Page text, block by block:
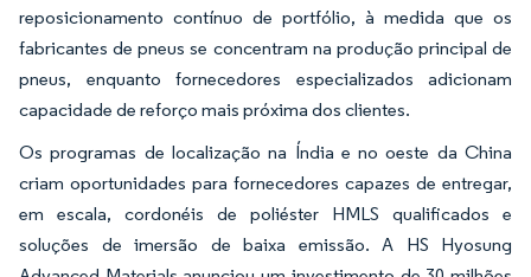
reposicionamento contínuo de portfólio, à medida que os
fabricantes de pneus se concentram na produção principal de
pneus, enquanto fornecedores especializados adicionam
capacidade de reforço mais próxima dos clientes.
Os programas de localização na Índia e no oeste da China
criam oportunidades para fornecedores capazes de entregar,
em escala, cordonéis de poliéster HMLS qualificados e
soluções de imersão de baixa emissão. A HS Hyosung